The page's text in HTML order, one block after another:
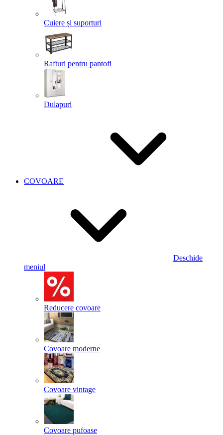
Cuiere și suporturi
Rafturi pentru pantofi
Dulapuri
COVOARE
Deschide
meniul
Reducere covoare
Covoare moderne
Covoare vintage
Covoare pufoase